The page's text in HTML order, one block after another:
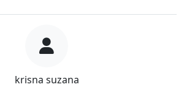
krisna suzana